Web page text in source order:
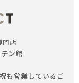
門店
テン館
も営業しているご